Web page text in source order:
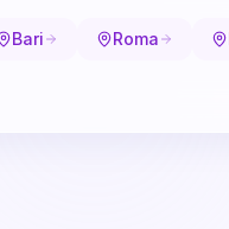
Bari Roma